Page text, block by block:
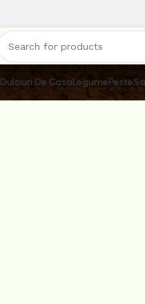
Dulciuri De CasaLegumePeste